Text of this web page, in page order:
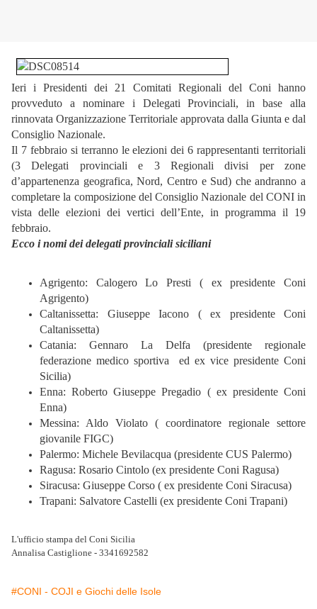
Ieri i Presidenti dei 21 Comitati Regionali del Coni hanno
provveduto a nominare i Delegati Provinciali, in base alla
rinnovata Organizzazione Territoriale approvata dalla Giunta e dal
Consiglio Nazionale.
Il 7 febbraio si terranno le elezioni dei 6 rappresentanti territoriali
(3 Delegati provinciali e 3 Regionali divisi per zone
d’appartenenza geografica, Nord, Centro e Sud) che andranno a
completare la composizione del Consiglio Nazionale del CONI in
vista delle elezioni dei vertici dell’Ente, in programma il 19
febbraio.
Ecco i nomi dei delegati provinciali siciliani
Agrigento: Calogero Lo Presti ( ex presidente Coni
Agrigento)
Caltanissetta: Giuseppe Iacono ( ex presidente Coni
Caltanissetta)
Catania: Gennaro La Delfa (presidente regionale
federazione medico sportiva ed ex vice presidente Coni
Sicilia)
Enna: Roberto Giuseppe Pregadio ( ex presidente Coni
Enna)
Messina: Aldo Violato ( coordinatore regionale settore
giovanile FIGC)
Palermo: Michele Bevilacqua (presidente CUS Palermo)
Ragusa: Rosario Cintolo (ex presidente Coni Ragusa)
Siracusa: Giuseppe Corso ( ex presidente Coni Siracusa)
Trapani: Salvatore Castelli (ex presidente Coni Trapani)
L'ufficio stampa del Coni Sicilia
Annalisa Castiglione - 3341692582
#CONI - COJI e Giochi delle Isole